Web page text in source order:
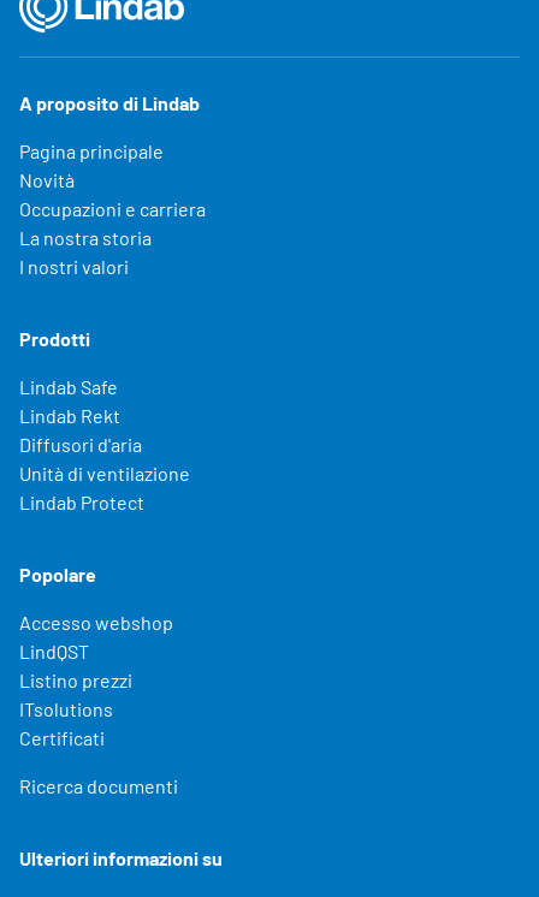
A proposito di Lindab
Pagina principale
Novità
Occupazioni e carriera
La nostra storia
I nostri valori
Prodotti
Lindab Safe
Lindab Rekt
Diffusori d'aria
Unità di ventilazione
Lindab Protect
Popolare
Accesso webshop
LindQST
Listino prezzi
ITsolutions
Certificati
Ricerca documenti
Ulteriori informazioni su